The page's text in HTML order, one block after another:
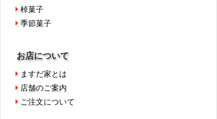
棹菓子
季節菓子
お店について
ますだ家とは
店舗のご案内
ご注文について